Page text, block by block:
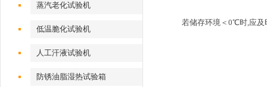
蒸汽老化试验机
低温脆化试验机
人工汗液试验机
防锈油脂湿热试验箱
若储存环境＜0℃时,应及